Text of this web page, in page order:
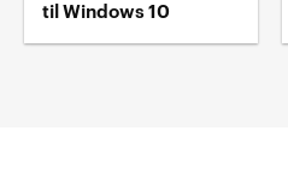
til Windows 10